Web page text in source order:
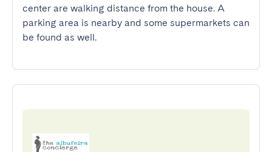
center are walking distance from the house. A
parking area is nearby and some supermarkets can
be found as well.